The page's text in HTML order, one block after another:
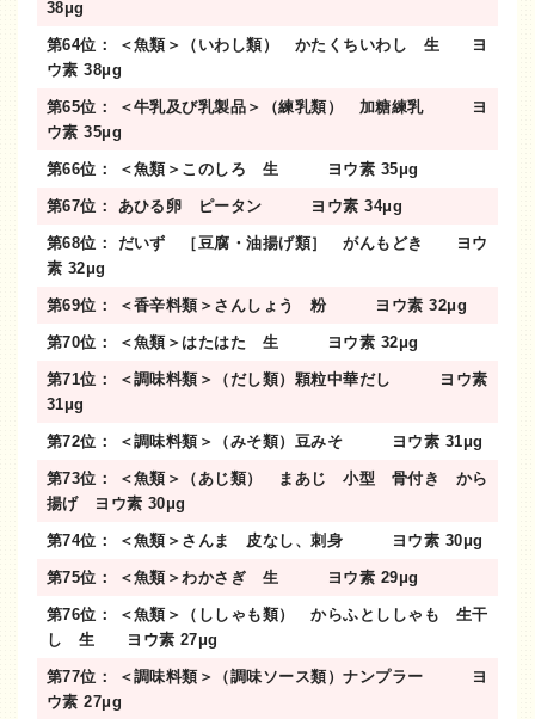
38μg
第64位： ＜魚類＞（いわし類） かたくちいわし 生 ヨ
ウ素 38μg
第65位： ＜牛乳及び乳製品＞（練乳類） 加糖練乳 ヨ
ウ素 35μg
第66位： ＜魚類＞このしろ 生 ヨウ素 35μg
第67位： あひる卵 ピータン ヨウ素 34μg
第68位： だいず ［豆腐・油揚げ類］ がんもどき ヨウ
素 32μg
第69位： ＜香辛料類＞さんしょう 粉 ヨウ素 32μg
第70位： ＜魚類＞はたはた 生 ヨウ素 32μg
第71位： ＜調味料類＞（だし類）顆粒中華だし ヨウ素
31μg
第72位： ＜調味料類＞（みそ類）豆みそ ヨウ素 31μg
第73位： ＜魚類＞（あじ類） まあじ 小型 骨付き から
揚げ ヨウ素 30μg
第74位： ＜魚類＞さんま 皮なし、刺身 ヨウ素 30μg
第75位： ＜魚類＞わかさぎ 生 ヨウ素 29μg
第76位： ＜魚類＞（ししゃも類） からふとししゃも 生干
し 生 ヨウ素 27μg
第77位： ＜調味料類＞（調味ソース類）ナンプラー ヨ
ウ素 27μg